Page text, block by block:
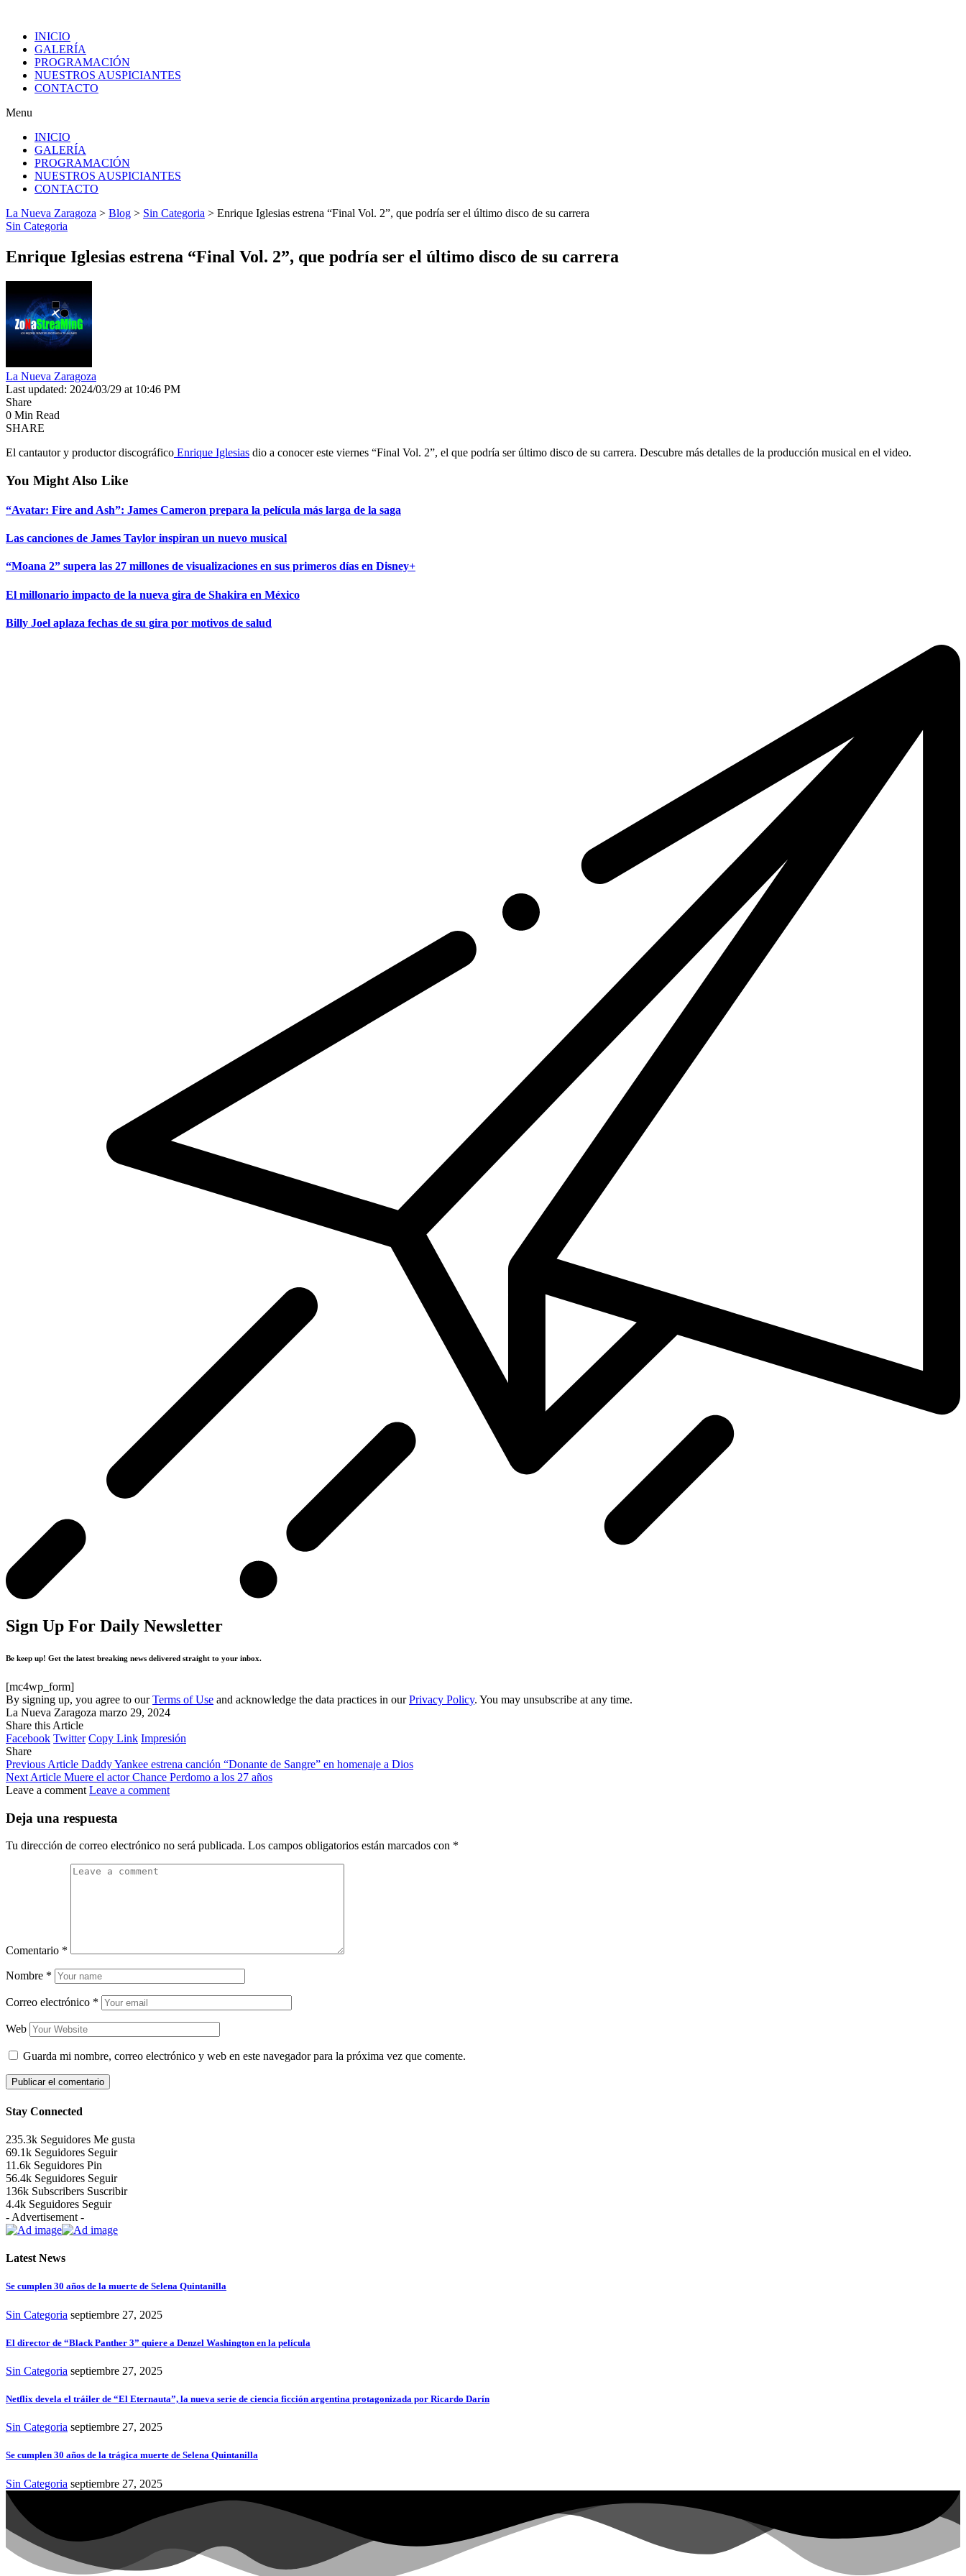
INICIO
GALERÍA
PROGRAMACIÓN
NUESTROS AUSPICIANTES
CONTACTO
Menu
INICIO
GALERÍA
PROGRAMACIÓN
NUESTROS AUSPICIANTES
CONTACTO
La Nueva Zaragoza > Blog > Sin Categoria > Enrique Iglesias estrena “Final Vol. 2”, que podría ser el último disco de su carrera
Sin Categoria
Enrique Iglesias estrena “Final Vol. 2”, que podría ser el último disco de su carrera
La Nueva Zaragoza
Last updated: 2024/03/29 at 10:46 PM
Share
0 Min Read
SHARE
El cantautor y productor discográfico Enrique Iglesias dio a conocer este viernes “Final Vol. 2”, el que podría ser último disco de su carrera. Descubre más detalles de la producción musical en el video.
You Might Also Like
“Avatar: Fire and Ash”: James Cameron prepara la película más larga de la saga
Las canciones de James Taylor inspiran un nuevo musical
“Moana 2” supera las 27 millones de visualizaciones en sus primeros días en Disney+
El millonario impacto de la nueva gira de Shakira en México
Billy Joel aplaza fechas de su gira por motivos de salud
Sign Up For Daily Newsletter
Be keep up! Get the latest breaking news delivered straight to your inbox.
[mc4wp_form]
By signing up, you agree to ourTerms of Use and acknowledge the data practices in ourPrivacy Policy. You may unsubscribe at any time.
La Nueva Zaragoza marzo 29, 2024
Share this Article
Facebook Twitter Copy Link Impresión
Share
Previous Article Daddy Yankee estrena canción “Donante de Sangre” en homenaje a Dios
Next Article Muere el actor Chance Perdomo a los 27 años
Leave a comment Leave a comment
Deja una respuesta
Tu dirección de correo electrónico no será publicada. Los campos obligatorios están marcados con *
Comentario *
Nombre *
Correo electrónico *
Web
Guarda mi nombre, correo electrónico y web en este navegador para la próxima vez que comente.
Stay Connected
235.3k Seguidores Me gusta
69.1k Seguidores Seguir
11.6k Seguidores Pin
56.4k Seguidores Seguir
136k Subscribers Suscribir
4.4k Seguidores Seguir
- Advertisement -
Latest News
Se cumplen 30 años de la muerte de Selena Quintanilla
Sin Categoria septiembre 27, 2025
El director de “Black Panther 3” quiere a Denzel Washington en la película
Sin Categoria septiembre 27, 2025
Netflix devela el tráiler de “El Eternauta”, la nueva serie de ciencia ficción argentina protagonizada por Ricardo Darín
Sin Categoria septiembre 27, 2025
Se cumplen 30 años de la trágica muerte de Selena Quintanilla
Sin Categoria septiembre 27, 2025